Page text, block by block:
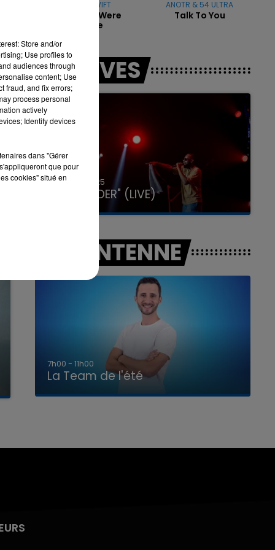
7h00 - 11h00
LA TEAM DE L'ÉTÉ
TAYLOR SWIFT
I Knew You Were
Trouble
ANOTR & 54 ULTRA
Talk To You
LES LIVES
31 janvier 2025
GIMS "SPIDER" (LIVE)
A L'ANTENNE
7h00 - 11h00
La Team de l'été
Store and/or
Use profiles to
audiences through
content; Use
fraud, and fix errors;
process personal
actively
Identify devices
dans "Gérer
que pour
cookies" situé en